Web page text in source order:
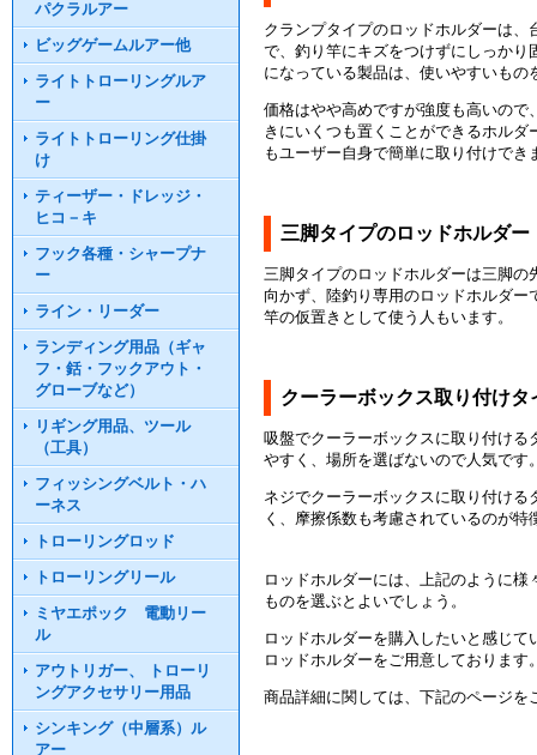
パクラルアー
ビッグゲームルアー他
ライトトローリングルア
ー
ライトトローリング仕掛
け
ティーザー・ドレッジ・
ヒコ－キ
フック各種・シャープナ
ー
ライン・リーダー
ランディング用品（ギャ
フ・銛・フックアウト・
グローブなど）
リギング用品、ツール
（工具）
フィッシングベルト・ハ
ーネス
トローリングロッド
トローリングリール
ミヤエポック 電動リー
ル
アウトリガー、 トローリ
ングアクセサリー用品
シンキング（中層系）ル
アー
クランプタイプのロッドホルダーは
で、釣り竿にキズをつけずにしっか
になっている製品は、使いやすいも
価格はやや高めですが強度も高いの
きにいくつも置くことができるホル
もユーザー自身で簡単に取り付けでき
三脚タイプのロッドホルダー
三脚タイプのロッドホルダーは三脚
向かず、陸釣り専用のロッドホルダ
竿の仮置きとして使う人もいます。
クーラーボックス取り付け
吸盤でクーラーボックスに取り付け
やすく、場所を選ばないので人気で
ネジでクーラーボックスに取り付け
く、摩擦係数も考慮されているのが
ロッドホルダーには、上記のように
ものを選ぶとよいでしょう。
ロッドホルダーを購入したいと感じ
ロッドホルダーをご用意しておりま
商品詳細に関しては、下記のページを